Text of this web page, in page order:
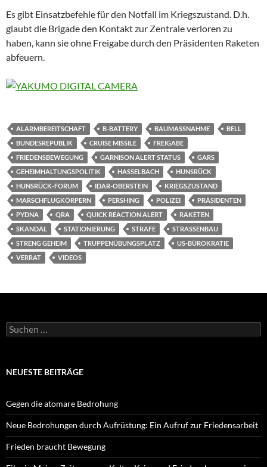
Es gibt Einsatzbefehle für den Notfall im Kriegszustand. D.h.
glaubt die Brigade den Kontakt zur Zentrale verloren zu
haben, kann sie ohne Freigabe durch den Präsidenten Raketen
abfeuern.
ALARMBEREITSCHAFT B-BATTERY BAUMASSNAHME
BELL
BUNDESREPUBLIK
CRUISE MISSILE
FREIGABE
FRIEDENSBEWEGUNG
GARNISON ALERT STATUS
GARS
GEHEIMHALTUNGSPOLITIK
HASSELBACH
HUNSRÜCK
HUNSRÜCK-FORUM
IDAR-OBERSTEIN
KRIEGSZUSTAND
MARSCHFLUGKÖRPERN
PERSHING POLIZEI
PRÄSIDENTEN
PYDNA
QRA QUICK REACTION ALERT
RAKETEN
SKANDAL
STATIONIERUNG STRAFE
STRASSENBAU
STRENG GEHEIM
TRUPPENÜBUNGSPLATZ
US-BÜROKRATIE
VERRAT
VIDEOS
Suchen
nach:
NEUESTE BEITRÄGE
Gegen die atomare Bedrohung
Neue Bedrohungen durch Aufrüstung: Ein Aufruf zur Friedensarbeit
Frieden braucht Bewegung